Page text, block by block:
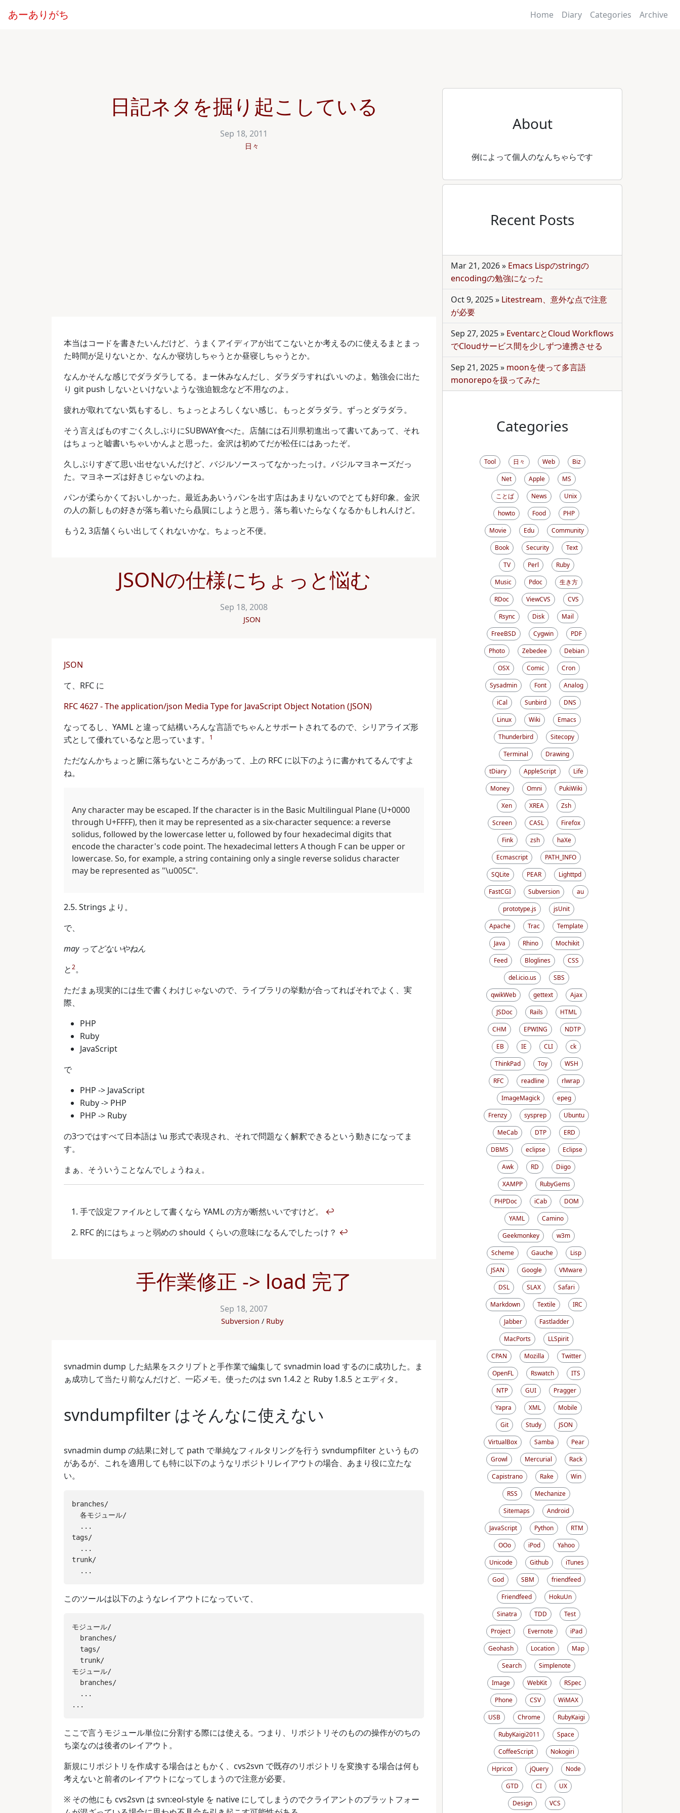
あーありがち Home Diary Categories Archive
日記ネタを掘り起こしている
Sep 18, 2011
日々
本当はコードを書きたいんだけど、うまくアイディアが出てこないとか考えるのに使えるまとまっ
た時間が足りないとか、なんか寝坊しちゃうとか昼寝しちゃうとか。
なんかそんな感じでダラダラしてる。まー休みなんだし、ダラダラすればいいのよ。勉強会に出た
り git push しないといけないような強迫観念など不用なのよ。
疲れが取れてない気もするし、ちょっとよろしくない感じ。もっとダラダラ。ずっとダラダラ。
そう言えばものすごく久しぶりにSUBWAY食べた。店舗には石川県初進出って書いてあって、それ
はちょっと嘘書いちゃいかんよと思った。金沢は初めてだが松任にはあったぞ。
久しぶりすぎて思い出せないんだけど、バジルソースってなかったっけ。バジルマヨネーズだっ
た。マヨネーズは好きじゃないのよね。
パンが柔らかくておいしかった。最近ああいうパンを出す店はあまりないのでとても好印象。金沢
の人の新しもの好きが落ち着いたら贔屓にしようと思う。落ち着いたらなくなるかもしれんけど。
もう2, 3店舗くらい出してくれないかな。ちょっと不便。
JSONの仕様にちょっと悩む
Sep 18, 2008
JSON
JSON
て、RFC に
RFC 4627 - The application/json Media Type for JavaScript Object Notation (JSON)
なってるし、YAML と違って結構いろんな言語でちゃんとサポートされてるので、シリアライズ形
式として優れているなと思っています。
1
ただなんかちょっと腑に落ちないところがあって、上の RFC に以下のように書かれてるんですよ
ね。
Any character may be escaped. If the character is in the Basic Multilingual Plane (U+0000
through U+FFFF), then it may be represented as a six-character sequence: a reverse
solidus, followed by the lowercase letter u, followed by four hexadecimal digits that
encode the character's code point. The hexadecimal letters A though F can be upper or
lowercase. So, for example, a string containing only a single reverse solidus character
may be represented as "\u005C".
2.5. Strings より。
で、
may ってどないやねん
と2。
ただまぁ現実的には生で書くわけじゃないので、ライブラリの挙動が合ってればそれでよく、実
際、
PHP
Ruby
JavaScript
で
PHP -> JavaScript
Ruby -> PHP
PHP -> Ruby
の3つではすべて日本語は \u 形式で表現され、それで問題なく解釈できるという動きになってま
す。
まぁ、そういうことなんでしょうねぇ。
手で設定ファイルとして書くなら YAML の方が断然いいですけど。 ↩
RFC 的にはちょっと弱めの should くらいの意味になるんでしたっけ？ ↩
手作業修正 -> load 完了
Sep 18, 2007
Subversion Ruby
svnadmin dump した結果をスクリプトと手作業で編集して svnadmin load するのに成功した。ま
ぁ成功して当たり前なんだけど、一応メモ。使ったのは svn 1.4.2 と Ruby 1.8.5 とエディタ。
svndumpfilter はそんなに使えない
svnadmin dump の結果に対して path で単純なフィルタリングを行う svndumpfilter というもの
があるが、これを適用しても特に以下のようなリポジトリレイアウトの場合、あまり役に立たな
い。
branches/
  各モジュール/
  ...
tags/
  ...
trunk/
このツールは以下のようなレイアウトになっていて、
モジュール/
  branches/
  tags/
  trunk/
モジュール/
  branches/
  ...
ここで言うモジュール単位に分割する際には使える。つまり、リポジトリそのものの操作がのちの
ち楽なのは後者のレイアウト。
新規にリポジトリを作成する場合はともかく、cvs2svn で既存のリポジトリを変換する場合は何も
考えないと前者のレイアウトになってしまうので注意が必要。
※ その他にも cvs2svn は svn:eol-style を native にしてしまうのでクライアントのプラットフォー
About
例によって個人のなんちゃらです
Recent Posts
Mar 21, 2026» Emacs Lispのstringの
encodingの勉強になった
Oct 9, 2025» Litestream、意外な点で注意
が必要
Sep 27, 2025» EventarcとCloud Workflows
でCloudサービス間を少しずつ連携させる
Sep 21, 2025» moonを使って多言語
monorepoを扱ってみた
Categories
Tool 日々 Web
Biz
Net
Apple
MS
ことば
News
Unix
howto
Food
PHP
Movie
Edu
Community
Book
Security
Text
TV
Perl
Ruby
Music
Pdoc
生き方
RDoc
ViewCVS
CVS
Rsync
Disk
Mail
FreeBSD
Cygwin
PDF
Photo
Zebedee
Debian
OSX
Comic
Cron
Sysadmin
Font
Analog
iCal
Sunbird
DNS
Linux
Wiki
Emacs
Thunderbird
Sitecopy
Terminal
Drawing
tDiary
AppleScript
Life
Money
Omni
PukiWiki
Xen
XREA
Zsh
Screen
CASL
Firefox
Fink
zsh
haXe
Ecmascript
PATH_INFO
SQLite
PEAR
Lighttpd
FastCGI
Subversion
au
prototype.js
jsUnit
Apache
Trac
Template
Java
Rhino
Mochikit
Feed
Bloglines
CSS
del.icio.us
SBS
qwikWeb
gettext
Ajax
JSDoc
Rails
HTML
CHM
EPWING
NDTP
EB
IE CLI
ck
ThinkPad
Toy
WSH
RFC
readline
rlwrap
ImageMagick
epeg
Frenzy
sysprep
Ubuntu
MeCab
DTP
ERD
DBMS
eclipse
Eclipse
Awk
RD
Diigo
XAMPP
RubyGems
PHPDoc
iCab
DOM
YAML
Camino
Geekmonkey
w3m
Scheme
Gauche
Lisp
JSAN
Google
VMware
DSL
SLAX
Safari
Markdown
Textile
IRC
Jabber
Fastladder
MacPorts
LLSpirit
CPAN
Mozilla
Twitter
OpenFL
Rswatch
ITS
NTP
GUI
Pragger
Yapra
XML
Mobile
Git
Study
JSON
VirtualBox
Samba
Pear
Growl
Mercurial
Rack
Capistrano
Rake
Win
RSS
Mechanize
Sitemaps
Android
JavaScript
Python
RTM
OOo
iPod
Yahoo
Unicode
Github
iTunes
God
SBM
friendfeed
Friendfeed
HokuUn
Sinatra
TDD
Test
Project
Evernote
iPad
Geohash
Location
Map
Search
Simplenote
Image
WebKit
RSpec
Phone
CSV
WiMAX
USB
Chrome
RubyKaigi
RubyKaigi2011
Space
CoffeeScript
Nokogiri
Hpricot
jQuery
Node
GTD
CI
UX
Design
VCS